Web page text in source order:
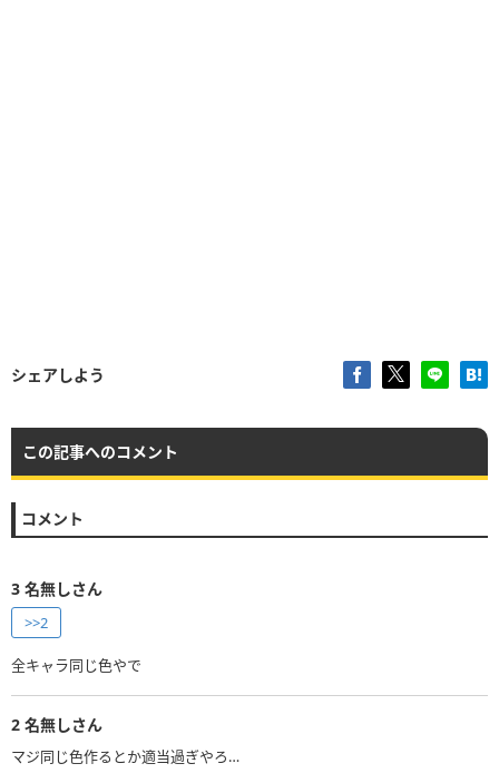
シェアしよう
この記事へのコメント
コメント
3 名無しさん
>>2
全キャラ同じ色やで
2 名無しさん
マジ同じ色作るとか適当過ぎやろ…